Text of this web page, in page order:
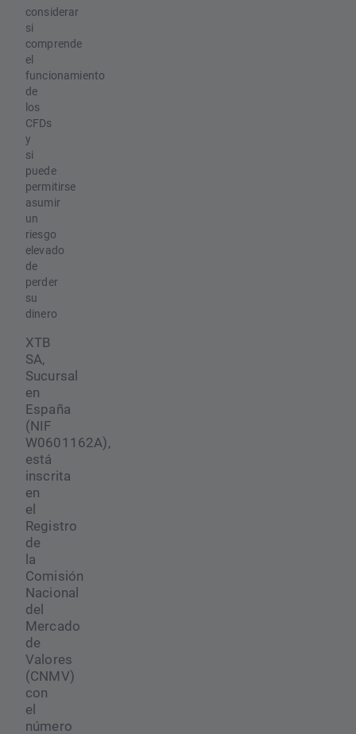
considerar
si
comprende
el
funcionamiento
de
los
CFDs
y
si
puede
permitirse
asumir
un
riesgo
elevado
de
perder
su
dinero
XTB
SA,
Sucursal
en
España
(NIF
W0601162A),
está
inscrita
en
el
Registro
de
la
Comisión
Nacional
del
Mercado
de
Valores
(CNMV)
con
el
número